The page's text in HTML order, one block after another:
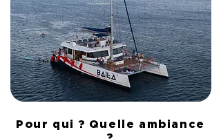
Pour qui ? Quelle ambiance